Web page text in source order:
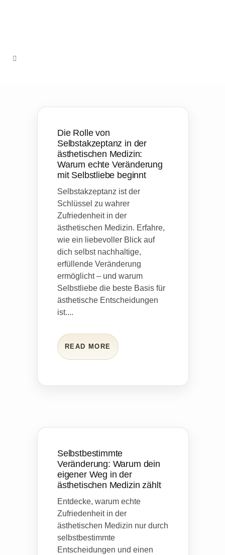
Die Rolle von
Selbstakzeptanz in der
ästhetischen Medizin:
Warum echte Veränderung
mit Selbstliebe beginnt
Selbstakzeptanz ist der
Schlüssel zu wahrer
Zufriedenheit in der
ästhetischen Medizin. Erfahre,
wie ein liebevoller Blick auf
dich selbst nachhaltige,
erfüllende Veränderung
ermöglicht – und warum
Selbstliebe die beste Basis für
ästhetische Entscheidungen
ist....
READ MORE
Selbstbestimmte
Veränderung: Warum dein
eigener Weg in der
ästhetischen Medizin zählt
Entdecke, warum echte
Zufriedenheit in der
ästhetischen Medizin nur durch
selbstbestimmte
Entscheidungen und einen